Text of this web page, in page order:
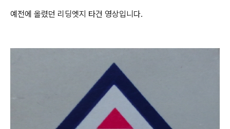
예전에 올렸던 리딩엣지 타건 영상입니다.